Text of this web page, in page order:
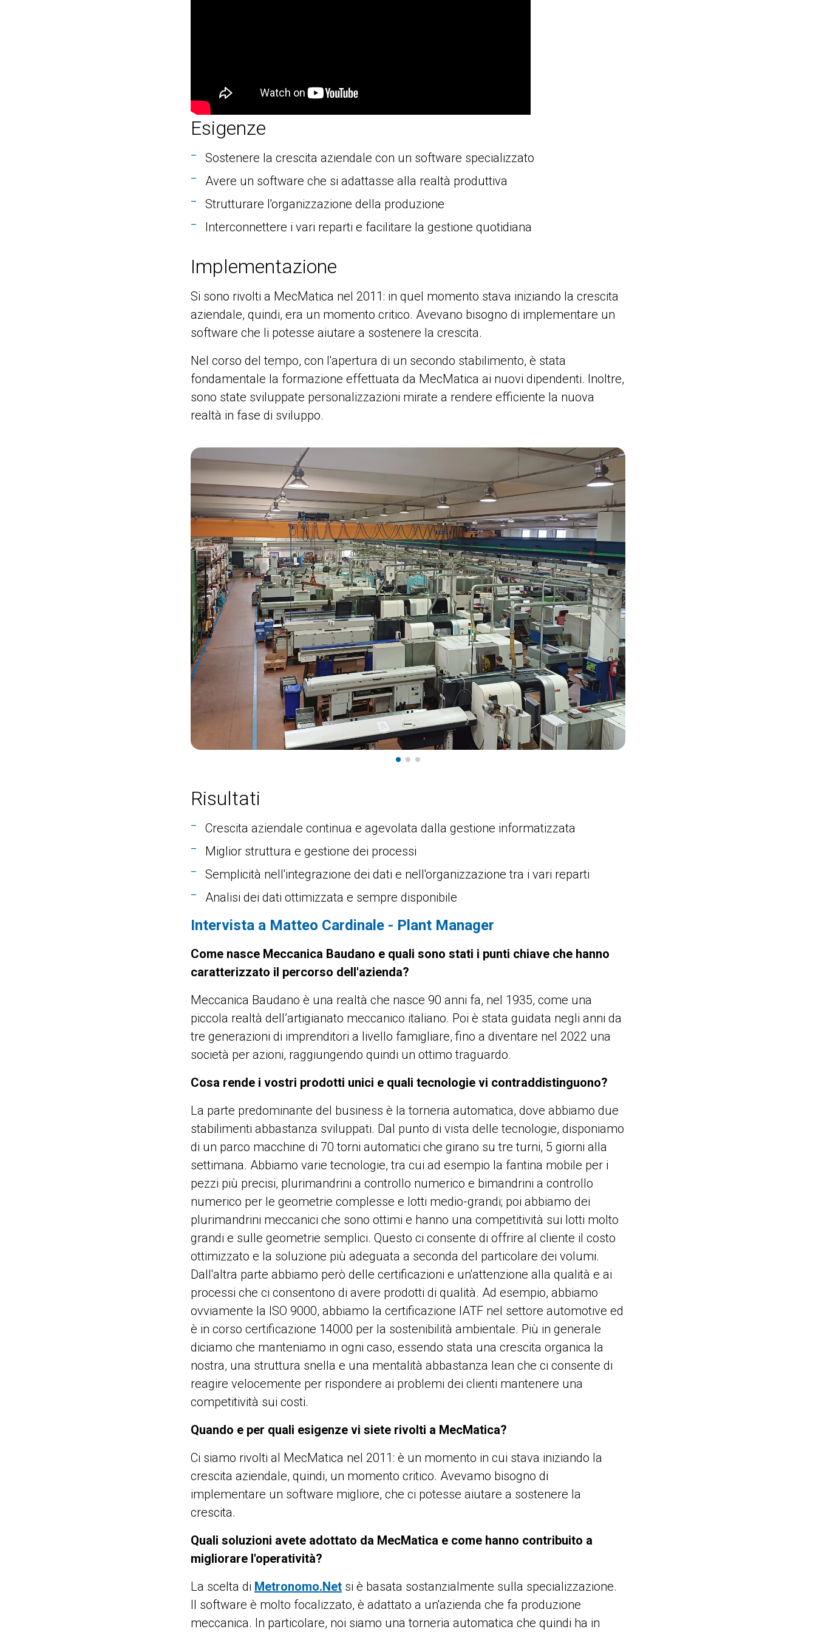
Esigenze
Sostenere la crescita aziendale con un software specializzato
Avere un software che si adattasse alla realtà produttiva
Strutturare l'organizzazione della produzione
Interconnettere i vari reparti e facilitare la gestione quotidiana
Implementazione
Si sono rivolti a MecMatica nel 2011: in quel momento stava iniziando la crescita
aziendale, quindi, era un momento critico. Avevano bisogno di implementare un
software che li potesse aiutare a sostenere la crescita.
Nel corso del tempo, con l'apertura di un secondo stabilimento, è stata
fondamentale la formazione effettuata da MecMatica ai nuovi dipendenti. Inoltre,
sono state sviluppate personalizzazioni mirate a rendere efficiente la nuova
realtà in fase di sviluppo.
Risultati
Crescita aziendale continua e agevolata dalla gestione informatizzata
Miglior struttura e gestione dei processi
Semplicità nell'integrazione dei dati e nell'organizzazione tra i vari reparti
Analisi dei dati ottimizzata e sempre disponibile
Intervista a Matteo Cardinale - Plant Manager
Come nasce Meccanica Baudano e quali sono stati i punti chiave che hanno
caratterizzato il percorso dell'azienda?
Meccanica Baudano è una realtà che nasce 90 anni fa, nel 1935, come una
piccola realtà dell’artigianato meccanico italiano. Poi è stata guidata negli anni da
tre generazioni di imprenditori a livello famigliare, fino a diventare nel 2022 una
società per azioni, raggiungendo quindi un ottimo traguardo.
Cosa rende i vostri prodotti unici e quali tecnologie vi contraddistinguono?
La parte predominante del business è la torneria automatica, dove abbiamo due
stabilimenti abbastanza sviluppati. Dal punto di vista delle tecnologie, disponiamo
di un parco macchine di 70 torni automatici che girano su tre turni, 5 giorni alla
settimana. Abbiamo varie tecnologie, tra cui ad esempio la fantina mobile per i
pezzi più precisi, plurimandrini a controllo numerico e bimandrini a controllo
numerico per le geometrie complesse e lotti medio-grandi; poi abbiamo dei
plurimandrini meccanici che sono ottimi e hanno una competitività sui lotti molto
grandi e sulle geometrie semplici. Questo ci consente di offrire al cliente il costo
ottimizzato e la soluzione più adeguata a seconda del particolare dei volumi.
Dall'altra parte abbiamo però delle certificazioni e un'attenzione alla qualità e ai
processi che ci consentono di avere prodotti di qualità. Ad esempio, abbiamo
ovviamente la ISO 9000, abbiamo la certificazione IATF nel settore automotive ed
è in corso certificazione 14000 per la sostenibilità ambientale. Più in generale
diciamo che manteniamo in ogni caso, essendo stata una crescita organica la
nostra, una struttura snella e una mentalità abbastanza lean che ci consente di
reagire velocemente per rispondere ai problemi dei clienti mantenere una
competitività sui costi.
Quando e per quali esigenze vi siete rivolti a MecMatica?
Ci siamo rivolti al MecMatica nel 2011: è un momento in cui stava iniziando la
crescita aziendale, quindi, un momento critico. Avevamo bisogno di
implementare un software migliore, che ci potesse aiutare a sostenere la
crescita.
Quali soluzioni avete adottato da MecMatica e come hanno contribuito a
migliorare l'operatività?
La scelta di Metronomo.Net si è basata sostanzialmente sulla specializzazione.
Il software è molto focalizzato, è adattato a un'azienda che fa produzione
meccanica. In particolare, noi siamo una torneria automatica che quindi ha in